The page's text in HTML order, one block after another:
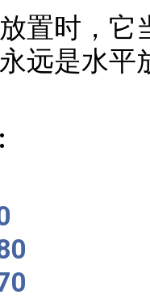
置时，
远是水